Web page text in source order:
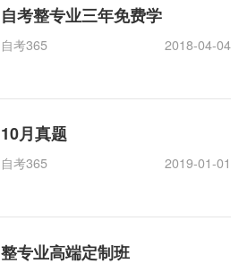
自考整专业三年免费学
自考365 2018-04-04
10月真题
自考365 2019-01-01
整专业高端定制班